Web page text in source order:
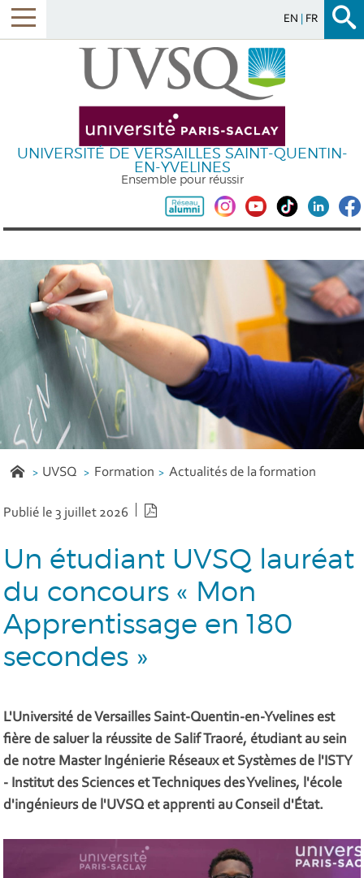
EN FR
UNIVERSITÉ DE VERSAILLES SAINT-QUENTIN-
EN-YVELINES
Ensemble pour réussir
UVSQ Formation Actualités de la formation
Publié le 3 juillet 2026
Un étudiant UVSQ lauréat
du concours « Mon
Apprentissage en 180
secondes »
L'Université de Versailles Saint-Quentin-en-Yvelines est
fière de saluer la réussite de Salif Traoré, étudiant au sein
de notre Master Ingénierie Réseaux et Systèmes de l'ISTY
- Institut des Sciences et Techniques des Yvelines, l'école
d'ingénieurs de l'UVSQ et apprenti au Conseil d'État.